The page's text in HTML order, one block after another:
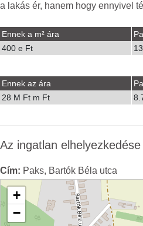
a lakás ér, hanem hogy ennyivel
Ennek a m² ára
400 e Ft
Ennek az ára
28 M Ft m Ft
Az ingatlan elhelyezkedése
Cím: Paks, Bartók Béla utca
+
−